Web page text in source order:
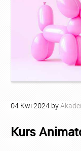
04 Kwi 2024 by
Kurs